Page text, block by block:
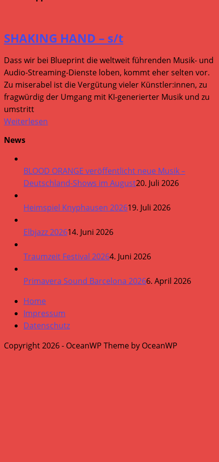
SHAKING HAND – s/t
Dass wir bei Blueprint die weltweit führenden Musik- und
Audio-Streaming-Dienste loben, kommt eher selten vor.
Zu miserabel ist die Vergütung vieler Künstler:innen, zu
fragwürdig der Umgang mit KI-generierter Musik und zu
umstritt
Weiterlesen
News
BLOOD ORANGE veröffentlicht neue Musik –
Deutschland-Shows im August20. Juli 2026
Heimspiel Knyphausen 202619. Juli 2026
Elbjazz 202614. Juni 2026
Traumzeit Festival 20264. Juni 2026
Primavera Sound Barcelona 20266. April 2026
Home
Impressum
Datenschutz
Copyright 2026 - OceanWP Theme by OceanWP